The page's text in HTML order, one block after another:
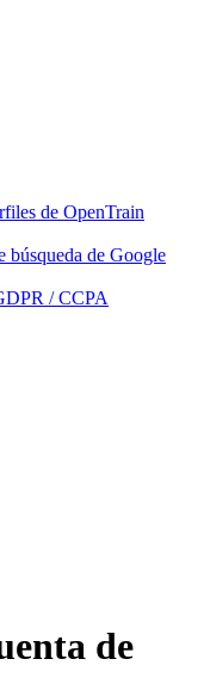
de OpenTrain
búsqueda de Google
/ CCPA
de